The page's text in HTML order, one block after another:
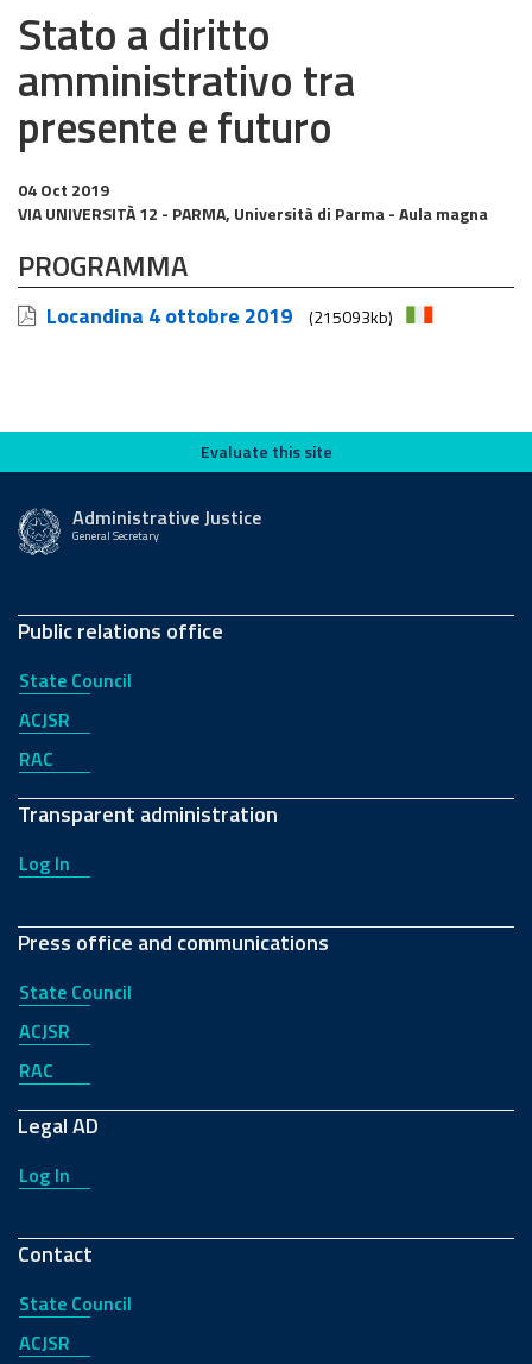
Stato a diritto
amministrativo tra
presente e futuro
04 Oct 2019
VIA UNIVERSITÀ 12 - PARMA, Università di Parma - Aula magna
PROGRAMMA
Locandina 4 ottobre 2019 (215093kb)
Evaluate this siteEvaluate this site
Administrative Justice
General Secretary
Public relations office
State Council
ACJSR
RAC
Transparent administration
Log In
Press office and communications
State Council
ACJSR
RAC
Legal AD
Log In
Contact
State Council
ACJSR